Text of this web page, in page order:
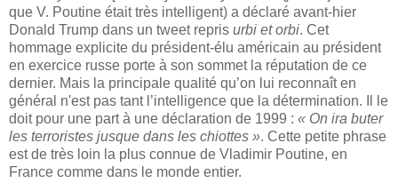
que V. Poutine était très intelligent) a déclaré avant-hier
Donald Trump dans un tweet repris urbi et orbi. Cet
hommage explicite du président-élu américain au président
en exercice russe porte à son sommet la réputation de ce
dernier. Mais la principale qualité qu’on lui reconnaît en
général n'est pas tant l’intelligence que la détermination. Il le
doit pour une part à une déclaration de 1999 : « On ira buter
les terroristes jusque dans les chiottes ». Cette petite phrase
est de très loin la plus connue de Vladimir Poutine, en
France comme dans le monde entier.